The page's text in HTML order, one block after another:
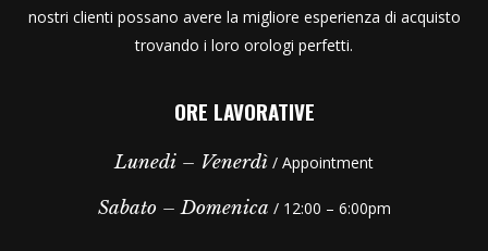
nostri clienti possano avere la migliore esperienza di acquisto
trovando i loro orologi perfetti.
ORE LAVORATIVE
Lunedi – Venerdì / Appointment
Sabato – Domenica / 12:00 – 6:00pm